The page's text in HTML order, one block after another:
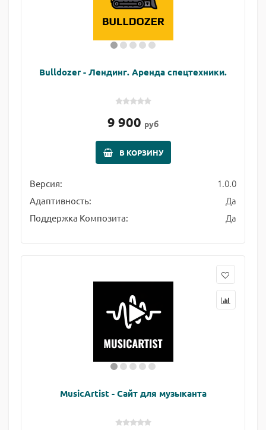
Bulldozer - Лендинг. Аренда спецтехники.
9 900 руб
В КОРЗИНУ
Версия: 1.0.0
Адаптивность: Да
Поддержка Композита: Да
MusicArtist - Сайт для музыканта